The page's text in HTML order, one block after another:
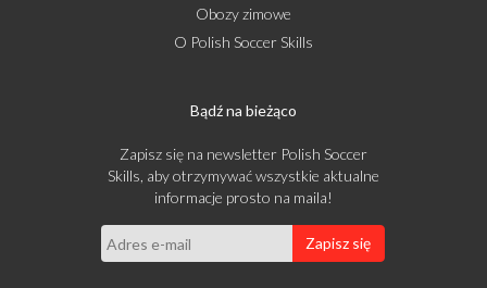
Obozy zimowe
O Polish Soccer Skills
Bądź na bieżąco
Zapisz się na newsletter Polish Soccer
Skills, aby otrzymywać wszystkie aktualne
informacje prosto na maila!
Zapisz się